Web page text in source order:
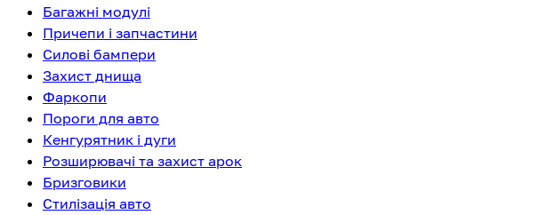
Багажні модулі
Причепи і запчастини
Силові бампери
Захист днища
Фаркопи
Пороги для авто
Кенгурятник і дуги
Розширювачі та захист арок
Бризговики
Стилізація авто